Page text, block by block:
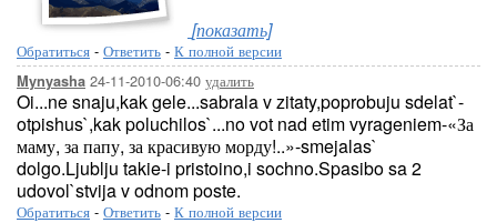
[показать]
Обратиться - Ответить - К полной версии
Mynyasha 24-11-2010-06:40 удалить
Oi...ne snaju,kak gele...sabrala v zitaty,poprobuju sdelat`-
otpishus`,kak poluchilos`...no vot nad etim vyrageniem-«За
маму, за папу, за красивую морду!..»-smejalas`
dolgo.Ljublju takie-i pristoino,i sochno.Spasibo sa 2
udovol`stvija v odnom poste.
Обратиться - Ответить - К полной версии